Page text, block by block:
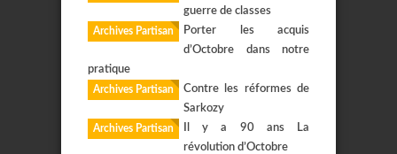
guerre de classes
Archives Partisan
Porter les acquis
d’Octobre dans notre
pratique
Archives Partisan
Contre les réformes de
Sarkozy
Archives Partisan
Il y a 90 ans La
révolution d’Octobre